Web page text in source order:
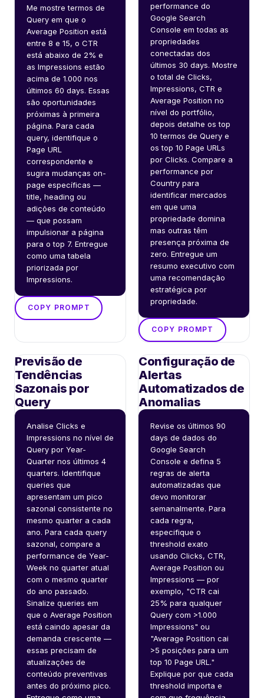
Me mostre termos de
Query em que o
Average Position está
entre 8 e 15, o CTR
está abaixo de 2% e
as Impressions estão
acima de 1.000 nos
últimos 60 days. Essas
são oportunidades
próximas à primeira
página. Para cada
query, identifique o
Page URL
correspondente e
sugira mudanças on-
page específicas —
title, heading ou
adições de conteúdo
— que possam
impulsionar a página
para o top 7. Entregue
como uma tabela
priorizada por
Impressions.
COPY PROMPT
performance do
Google Search
Console em todas as
propriedades
conectadas dos
últimos 30 days. Mostre
o total de Clicks,
Impressions, CTR e
Average Position no
nível do portfólio,
depois detalhe os top
10 termos de Query e
os top 10 Page URLs
por Clicks. Compare a
performance por
Country para
identificar mercados
em que uma
propriedade domina
mas outras têm
presença próxima de
zero. Entregue um
resumo executivo com
uma recomendação
estratégica por
propriedade.
COPY PROMPT
Previsão de
Tendências
Sazonais por
Query
Analise Clicks e
Impressions no nível de
Query por Year-
Quarter nos últimos 4
quarters. Identifique
queries que
apresentam um pico
sazonal consistente no
mesmo quarter a cada
ano. Para cada query
sazonal, compare a
performance de Year-
Week no quarter atual
com o mesmo quarter
do ano passado.
Sinalize queries em
que o Average Position
está caindo apesar da
demanda crescente —
essas precisam de
atualizações de
conteúdo preventivas
antes do próximo pico.
Configuração de
Alertas
Automatizados de
Anomalias
Revise os últimos 90
days de dados do
Google Search
Console e defina 5
regras de alerta
automatizadas que
devo monitorar
semanalmente. Para
cada regra,
especifique o
threshold exato
usando Clicks, CTR,
Average Position ou
Impressions — por
exemplo, "CTR cai
25% para qualquer
Query com >1.000
Impressions" ou
"Average Position cai
>5 posições para um
top 10 Page URL."
Explique por que cada
threshold importa e